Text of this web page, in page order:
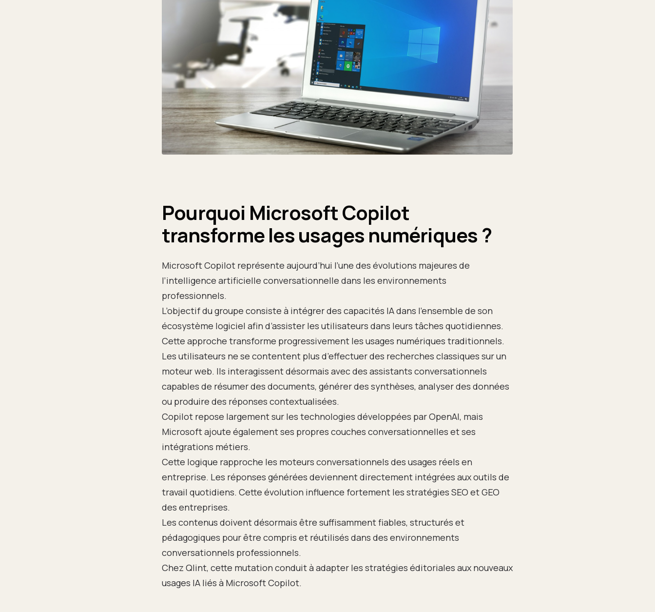
Pourquoi Microsoft Copilot
transforme les usages numériques ?
Microsoft Copilot représente aujourd’hui l’une des évolutions majeures de
l’intelligence artificielle conversationnelle dans les environnements
professionnels.
L’objectif du groupe consiste à intégrer des capacités IA dans l’ensemble de son
écosystème logiciel afin d’assister les utilisateurs dans leurs tâches quotidiennes.
Cette approche transforme progressivement les usages numériques traditionnels.
Les utilisateurs ne se contentent plus d’effectuer des recherches classiques sur un
moteur web. Ils interagissent désormais avec des assistants conversationnels
capables de résumer des documents, générer des synthèses, analyser des données
ou produire des réponses contextualisées.
Copilot repose largement sur les technologies développées par OpenAI, mais
Microsoft ajoute également ses propres couches conversationnelles et ses
intégrations métiers.
Cette logique rapproche les moteurs conversationnels des usages réels en
entreprise. Les réponses générées deviennent directement intégrées aux outils de
travail quotidiens. Cette évolution influence fortement les stratégies SEO et GEO
des entreprises.
Les contenus doivent désormais être suffisamment fiables, structurés et
pédagogiques pour être compris et réutilisés dans des environnements
conversationnels professionnels.
Chez Qlint, cette mutation conduit à adapter les stratégies éditoriales aux nouveaux
usages IA liés à Microsoft Copilot.